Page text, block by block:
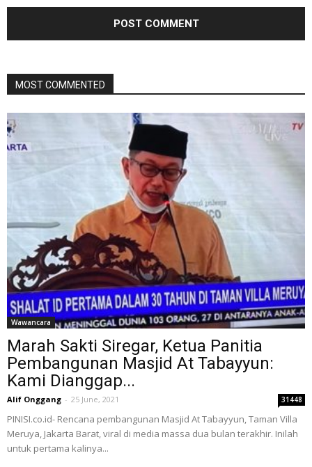
MOST COMMENTED
Wawancara
Marah Sakti Siregar, Ketua Panitia
Pembangunan Masjid At Tabayyun:
Kami Dianggap...
Alif Onggang - 25 June, 2021 31448
PINISI.co.id- Rencana pembangunan Masjid At Tabayyun, Taman Villa
Meruya, Jakarta Barat, viral di media massa dua bulan terakhir. Inilah
untuk pertama kalinya...